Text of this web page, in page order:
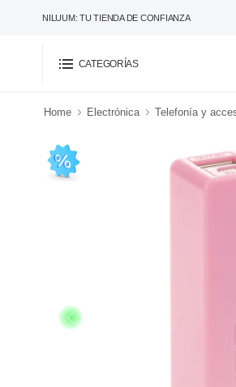
NILUUM: TU TIENDA DE CONFIANZA
CATEGORÍAS
Home Electrónica Telefonía y